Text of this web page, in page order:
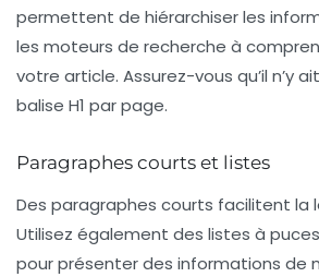
permettent de hiérarchiser les
les moteurs de recherche à
votre article. Assurez-vous qu’il n’y
balise H1 par page.
Paragraphes courts et listes
Des paragraphes courts facilitent la
Utilisez également des listes à
pour présenter des informations de